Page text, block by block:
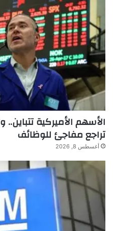
تراجع مفاجئ للوظائف
أغسطس 8, 2026